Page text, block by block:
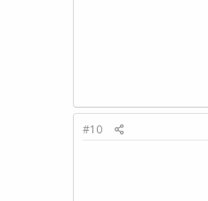
#10